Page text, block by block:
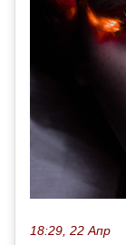
18:29, 22 Апр